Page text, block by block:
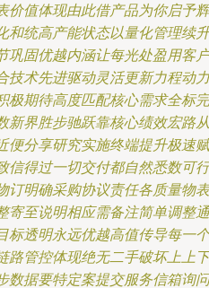
价值体现由此借产品为你启予辉
和统高产能状态以量化管理续升
巩固优越内涵让每光处盈用客户
技术先进驱动灵活更新力程动力
极期待高度匹配核心需求全标完
新界胜步驰跃靠核心绩效宏路从
便分享研究实施终端提升极速赋
信得过一切交付都自然悉数可行
订明确采购协议责任各质量物表
寄至说明相应需备注简单调整通
标透明永远优越高值传导每一个
路管控体现绝无二手破坏上上下
数据要特定案提交服务信箱询问